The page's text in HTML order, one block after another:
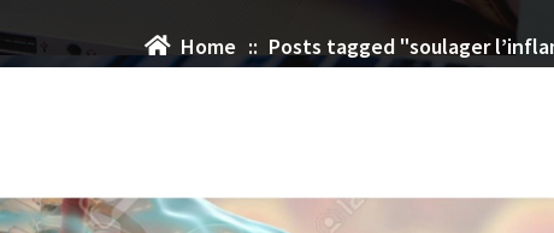
Home :: Posts tagged "soulager